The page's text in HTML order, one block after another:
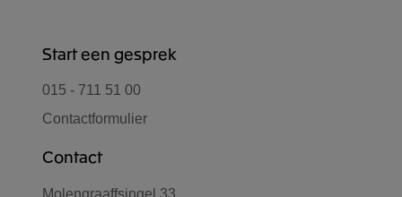
Start een gesprek
015 - 711 51 00
Contactformulier
Contact